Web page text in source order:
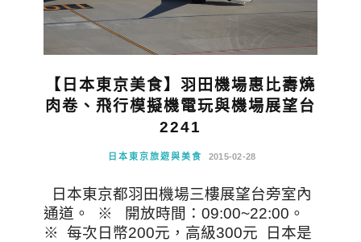
【日本東京美食】羽田機場惠比壽燒
肉卷、飛行模擬機電玩與機場展望台
2241
日本東京旅遊與美食 2015-02-28
日本東京都羽田機場三樓展望台旁室內
通道。 ※ 開放時間：09:00~22:00。
※ 每次日幣200元，高級300元 日本是